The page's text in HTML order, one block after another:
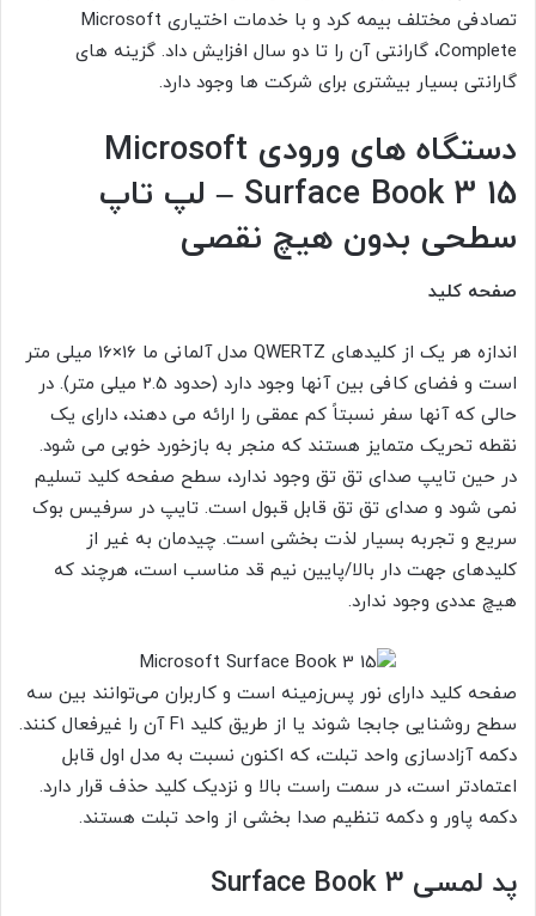
تصادفی مختلف بیمه کرد و با خدمات اختیاری Microsoft
Complete، گارانتی آن را تا دو سال افزایش داد. گزینه های
گارانتی بسیار بیشتری برای شرکت ها وجود دارد.
دستگاه های ورودی Microsoft
Surface Book 3 15 – لپ تاپ
سطحی بدون هیچ نقصی
صفحه کلید
اندازه هر یک از کلیدهای QWERTZ مدل آلمانی ما 16×16 میلی متر
است و فضای کافی بین آنها وجود دارد (حدود 2.5 میلی متر). در
حالی که آنها سفر نسبتاً کم عمقی را ارائه می دهند، دارای یک
نقطه تحریک متمایز هستند که منجر به بازخورد خوبی می شود.
در حین تایپ صدای تق تق وجود ندارد، سطح صفحه کلید تسلیم
نمی شود و صدای تق تق قابل قبول است. تایپ در سرفیس بوک
سریع و تجربه بسیار لذت بخشی است. چیدمان به غیر از
کلیدهای جهت دار بالا/پایین نیم قد مناسب است، هرچند که
هیچ عددی وجود ندارد.
صفحه کلید دارای نور پس‌زمینه است و کاربران می‌توانند بین سه
سطح روشنایی جابجا شوند یا از طریق کلید F1 آن را غیرفعال کنند.
دکمه آزادسازی واحد تبلت، که اکنون نسبت به مدل اول قابل
اعتمادتر است، در سمت راست بالا و نزدیک کلید حذف قرار دارد.
دکمه پاور و دکمه تنظیم صدا بخشی از واحد تبلت هستند.
پد لمسی Surface Book 3